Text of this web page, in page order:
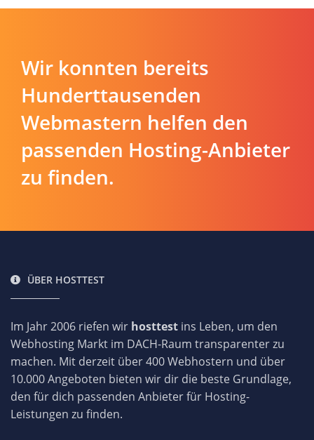
Wir konnten bereits
Hunderttausenden
Webmastern helfen den
passenden Hosting-Anbieter
zu finden.
ÜBER HOSTTEST
Im Jahr 2006 riefen wir hosttest ins Leben, um den
Webhosting Markt im DACH-Raum transparenter zu
machen. Mit derzeit über 400 Webhostern und über
10.000 Angeboten bieten wir dir die beste Grundlage,
den für dich passenden Anbieter für Hosting-
Leistungen zu finden.